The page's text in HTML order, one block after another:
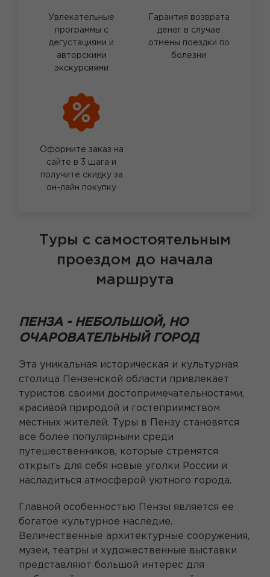
Увлекательные
программы с
дегустациями и
авторскими
экскурсиями
Гарантия возврата
денег в случае
отмены поездки по
болезни
Оформите заказ на
сайте в 3 шага и
получите скидку за
он-лайн покупку
Туры с самостоятельным
проездом до начала
маршрута
ПЕНЗА - НЕБОЛЬШОЙ, НО
ОЧАРОВАТЕЛЬНЫЙ ГОРОД
Эта уникальная историческая и культурная
столица Пензенской области привлекает
туристов своими достопримечательностями,
красивой природой и гостеприимством
местных жителей. Туры в Пензу становятся
все более популярными среди
путешественников, которые стремятся
открыть для себя новые уголки России и
насладиться атмосферой уютного города.
Главной особенностью Пензы является ее
богатое культурное наследие.
Величественные архитектурные сооружения,
музеи, театры и художественные выставки
представляют большой интерес для